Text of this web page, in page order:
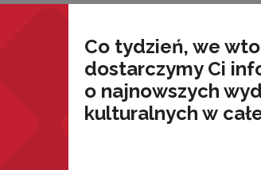
Co tydzień, we
dostarczymy Ci
o najnowszych
kulturalnych w